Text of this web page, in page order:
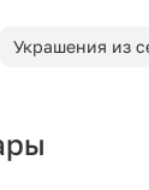
Украшения из